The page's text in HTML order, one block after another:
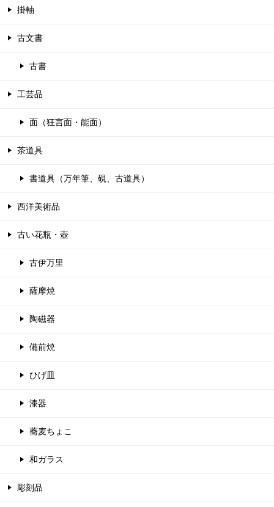
掛軸
古文書
古書
工芸品
面（狂言面・能面）
茶道具
書道具（万年筆、硯、古道具）
西洋美術品
古い花瓶・壺
古伊万里
薩摩焼
陶磁器
備前焼
ひげ皿
漆器
蕎麦ちょこ
和ガラス
彫刻品